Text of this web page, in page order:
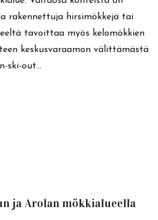
rakennettuja hirsimökkejä tai
tavoittaa myös kelomökkien
keskusvaraamon välittämästä
ski-out…
ja Arolan mökkialueella